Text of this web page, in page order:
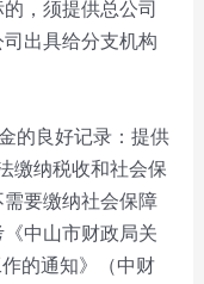
，须提供总公司
出具给分支机构
的良好记录：提供
缴纳税收和社会保
要缴纳社会保障
中山市财政局关
的通知》（中财